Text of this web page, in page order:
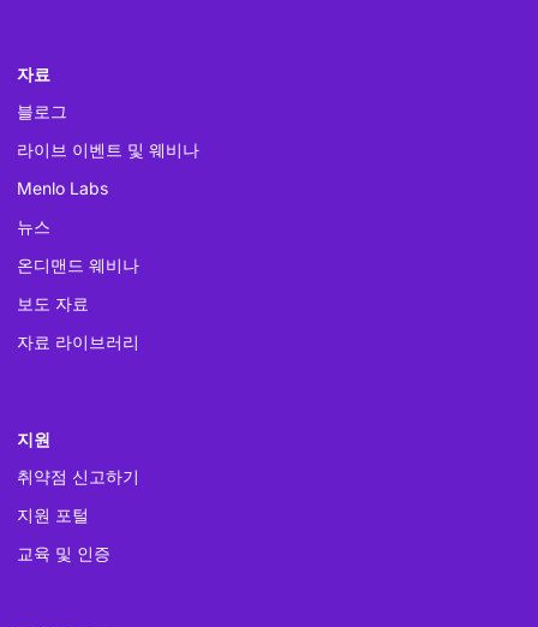
자료
블로그
라이브 이벤트 및 웨비나
Menlo Labs
뉴스
온디맨드 웨비나
보도 자료
자료 라이브러리
지원
취약점 신고하기
지원 포털
교육 및 인증